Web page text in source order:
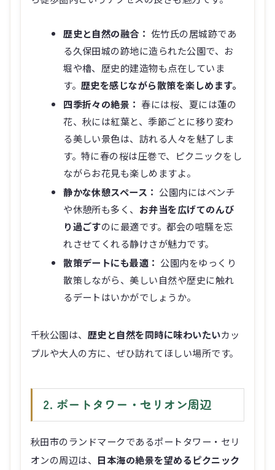
歴史と自然の融合： 佐竹氏の居城跡であ
る久保田城の跡地に造られた公園で、お
堀や櫓、歴史的建造物も点在していま
す。 歴史を感じながら散策を楽しめます。
四季折々の絶景： 春には桜、夏には蓮の
花、秋には紅葉と、季節ごとに移り変わ
る美しい景色は、訪れる人々を魅了しま
す。特に春の桜は圧巻で、ピクニックをし
ながらお花見も楽しめますよ。
静かな休憩スペース： 公園内にはベンチ
や休憩所も多く、 お弁当を広げてのんび
り過ごすのに最適です。都会の喧騒を忘
れさせてくれる静けさが魅力です。
散策デートにも最適： 公園内をゆっくり
散策しながら、美しい自然や歴史に触れ
るデートはいかがでしょうか。
千秋公園は、 歴史と自然を同時に味わいたいカッ
プルや大人の方に、ぜひ訪れてほしい場所です。
2. ポートタワー・セリオン周辺
秋田市のランドマークであるポートタワー・セリ
オンの周辺は、 日本海の絶景を望めるピクニック